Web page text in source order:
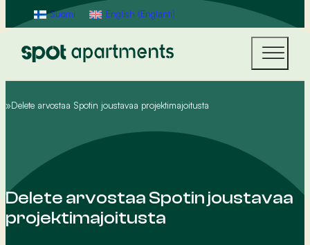
Suomi English (Englanti)
Home
Delete arvostaa Spotin joustavaa projektimajoitusta
Delete arvostaa Spotin joustavaa
projektimajoitusta